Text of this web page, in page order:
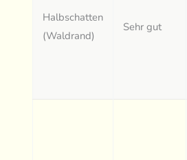
Halbschatten
(Waldrand)
Sehr gut